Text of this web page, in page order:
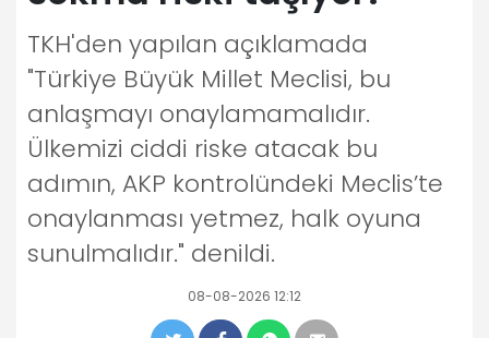
TKH'den yapılan açıklamada
"Türkiye Büyük Millet Meclisi, bu
anlaşmayı onaylamamalıdır.
Ülkemizi ciddi riske atacak bu
adımın, AKP kontrolündeki Meclis’te
onaylanması yetmez, halk oyuna
sunulmalıdır." denildi.
08-08-2026 12:12